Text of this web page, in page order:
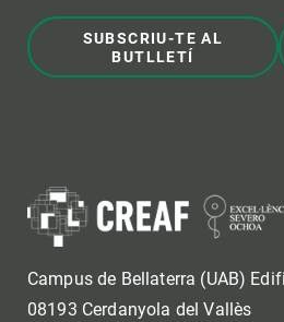
SUBSCRIU-TE AL
BUTLLETÍ
Campus de Bellaterra (UAB)
08193 Cerdanyola del Vallès